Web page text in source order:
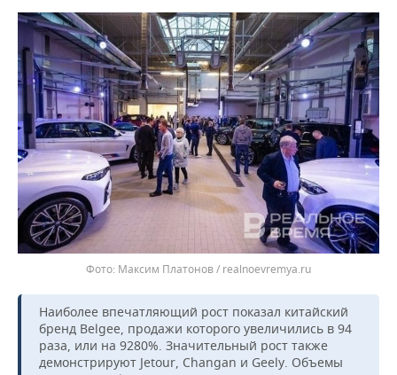
Максим Платонов / realnoevremya.ru
Наиболее впечатляющий рост показал китайский
бренд Belgee, продажи которого увеличились в 94
раза, или на 9280%. Значительный рост также
демонстрируют Jetour, Changan и Geely. Объемы